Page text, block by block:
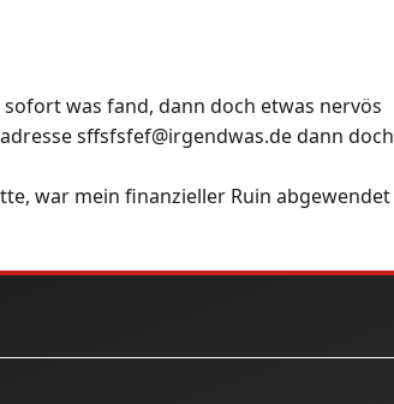
was fand, dann doch etwas nervös
sffsfsfef@irgendwas.de dann doch
war mein finanzieller Ruin abgewendet